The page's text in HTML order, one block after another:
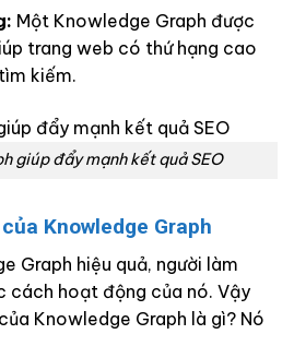
Một Knowledge Graph được
trang web có thứ hạng cao
kiếm.
giúp đẩy mạnh kết quả SEO
Knowledge Graph
Graph hiệu quả, người làm
cách hoạt động của nó. Vậy
Knowledge Graph là gì? Nó